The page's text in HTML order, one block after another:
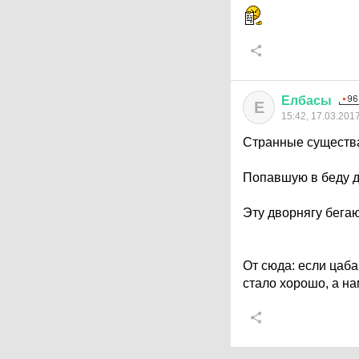
Е Елбасы
15:42,
Странные
Попавшую в беду
Эту дворнягу
От сюда: если
стало хорошо, а